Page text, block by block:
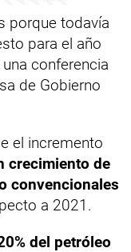
porque todavía
para el año
conferencia
de Gobierno
el incremento
crecimiento de
convencionales
a 2021.
del petróleo